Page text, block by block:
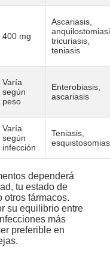
400 mg
Ascariasis,
tricuriasis,
teniasis
Varía
según
peso
Enterobiasis,
ascariasis
Varía
según
infección
Teniasis,
dependerá
tu estado de
otros fármacos.
su equilibrio entre
más
preferible en